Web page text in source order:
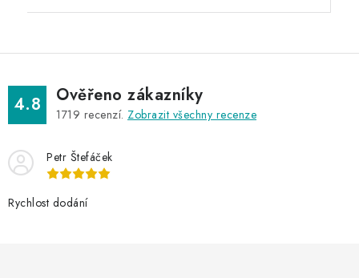
4.8 Ověřeno zákazníky
1719 recenzí. Zobrazit všechny recenze
Petr Štefáček
Rychlost dodání